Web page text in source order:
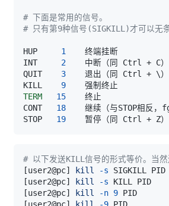
# 下面是常用的信号。
# 只有第9种信号(SIGKILL)才可以无
HUP 1
INT 2
QUIT 3
    退出（同 Ctrl +
\
KILL 9
TERM
15
CONT 18
STOP 19
# 以下发送KILL信号的形式等价。当
[user2@pc] kill -s
[user2@pc] kill -s
[user2@pc] kill -n 9